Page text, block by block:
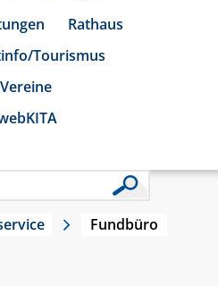
Rathaus
Tourismus
Vereine
Fundbüro